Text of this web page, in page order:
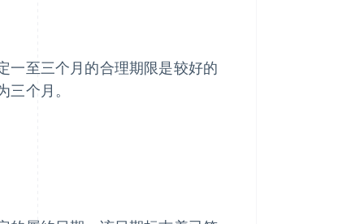
一至三个月的合理期限是较好的
个月。